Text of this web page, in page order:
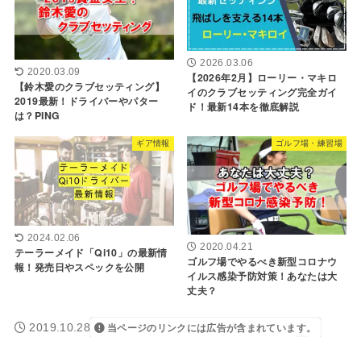
2020.03.09
【鈴木愛のクラブセッティング】
2019最新！ドライバーやパター
は？PING
2026.03.06
【2026年2月】ローリー・マキロ
イのクラブセッティング完全ガイ
ド！最新14本を徹底解説
ギア情報
2024.02.06
テーラーメイド「Qi10」の最新情
報！発売日やスペックを公開
ゴルフ場・練習場
2020.04.21
ゴルフ場でやるべき新型コロナウ
イルス感染予防対策！あなたは大
丈夫？
2019.10.28 当ページのリンクには広告が含まれています。